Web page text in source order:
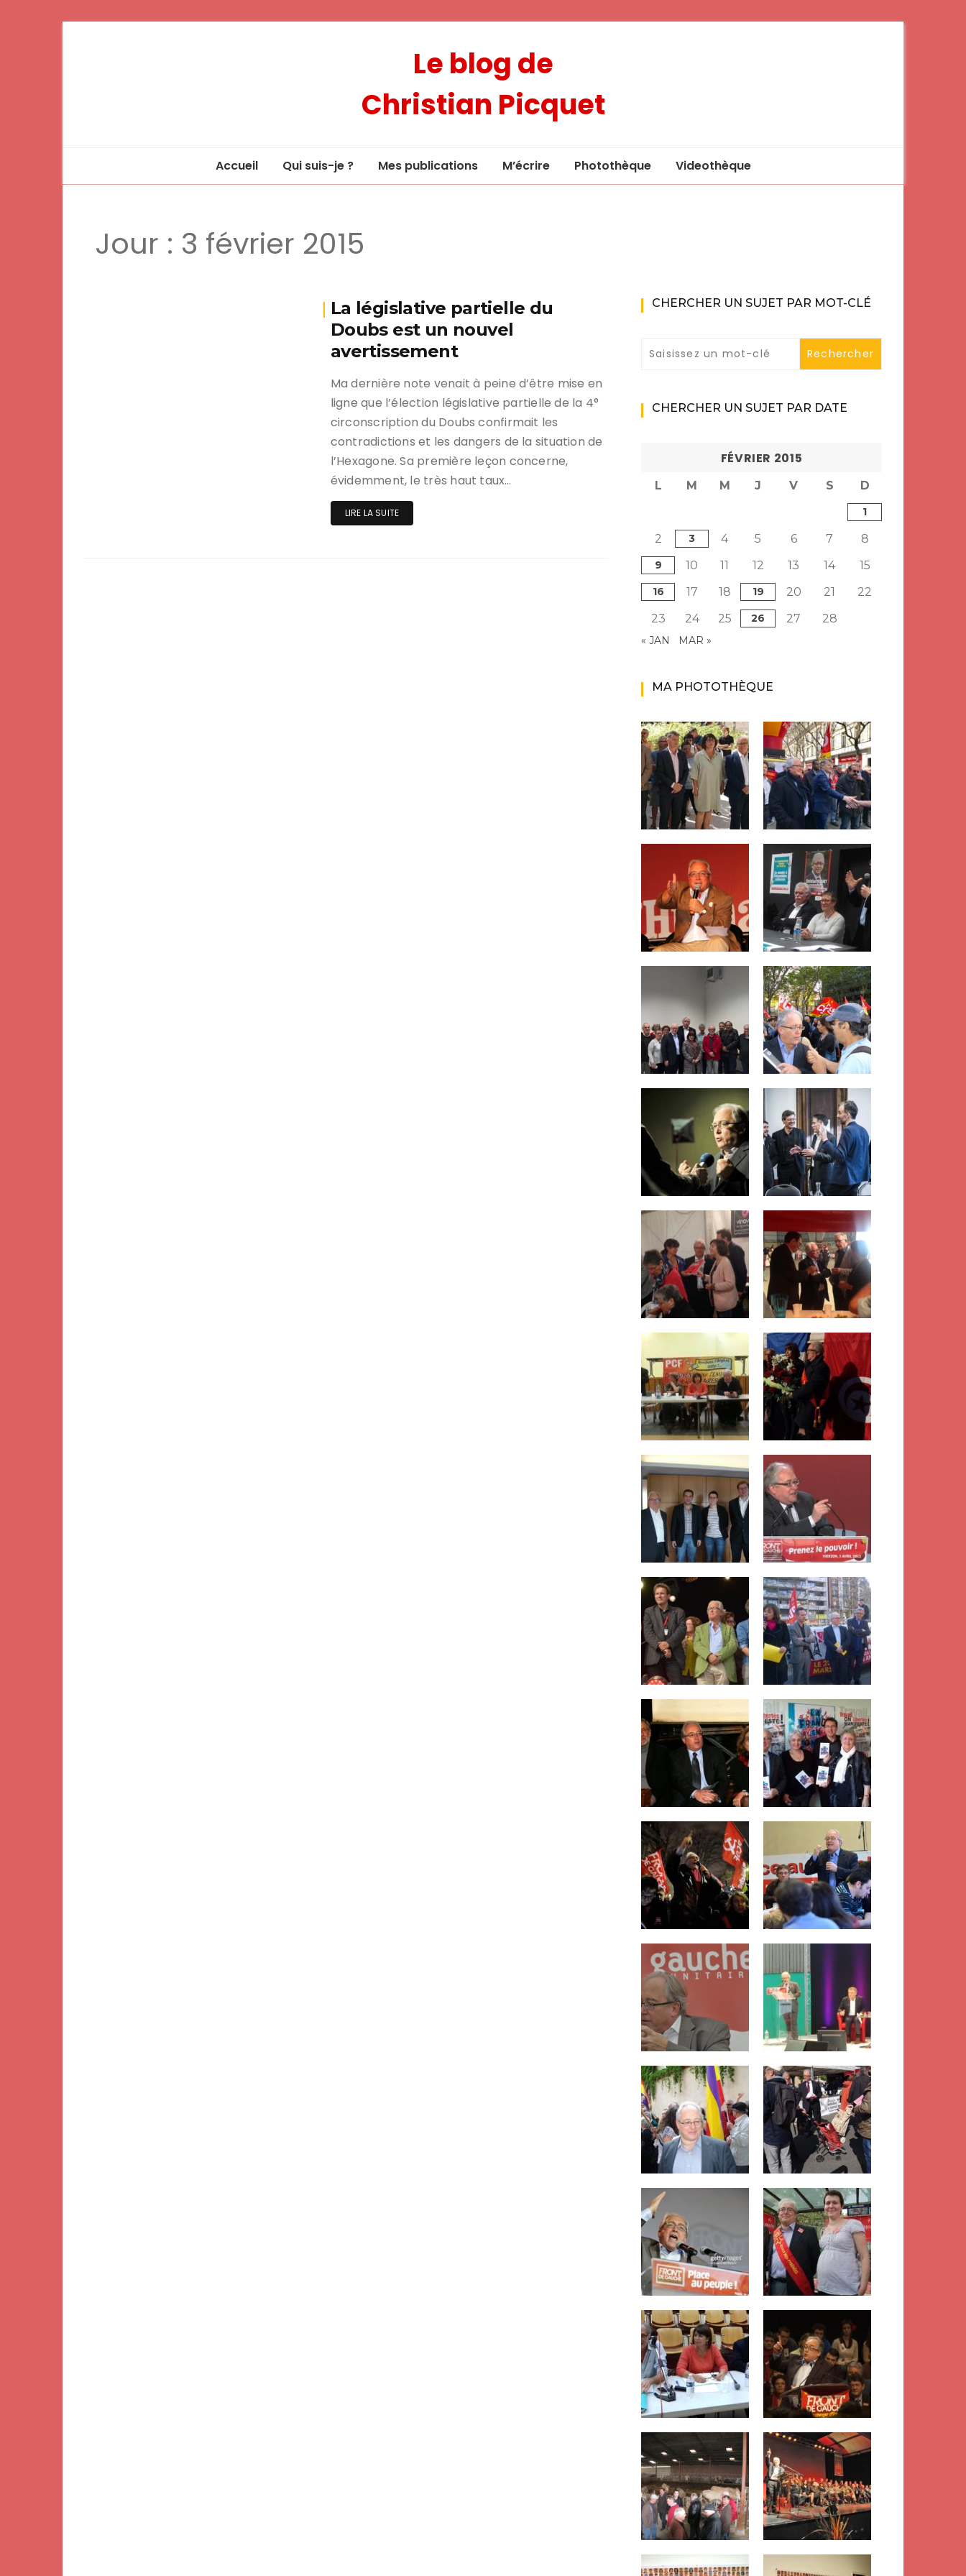
Le blog de
Christian Picquet
Accueil Qui suis-je ? Mes publications M’écrire Photothèque Videothèque
Jour : 3 février 2015
La législative partielle du
Doubs est un nouvel
avertissement
Ma dernière note venait à peine d’être mise en
ligne que l’élection législative partielle de la 4°
circonscription du Doubs confirmait les
contradictions et les dangers de la situation de
l’Hexagone. Sa première leçon concerne,
évidemment, le très haut taux…
LIRE LA SUITE
CHERCHER UN SUJET PAR MOT-CLÉ
CHERCHER UN SUJET PAR DATE
FÉVRIER 2015
L M M J V S D
1
2 3 4 5 6 7 8
9 10 11 12 13 14 15
16 17 18 19 20 21
22
23
24 25 26 27 28
« JAN MAR »
MA PHOTOTHÈQUE